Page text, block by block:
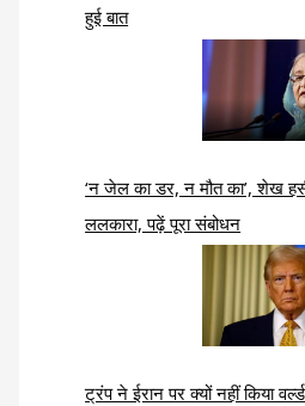
हुई बात
‘न जेल का डर, न मौत का’, शेख
ललकारा, पढ़ें पूरा संबोधन
ट्रंप ने ईरान पर क्यों नहीं किया